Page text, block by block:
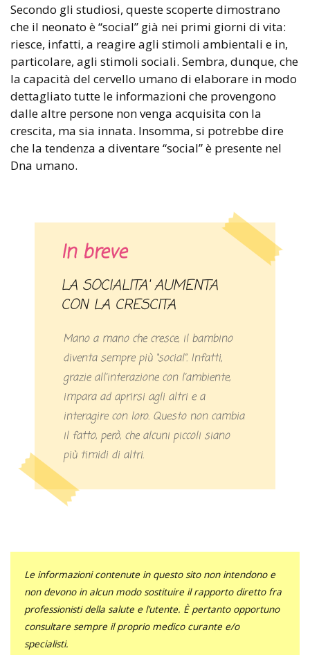
Secondo gli studiosi, queste scoperte dimostrano
che il neonato è “social” già nei primi giorni di vita:
riesce, infatti, a reagire agli stimoli ambientali e in,
particolare, agli stimoli sociali. Sembra, dunque, che
la capacità del cervello umano di elaborare in modo
dettagliato tutte le informazioni che provengono
dalle altre persone non venga acquisita con la
crescita, ma sia innata. Insomma, si potrebbe dire
che la tendenza a diventare “social” è presente nel
Dna umano.
In breve
LA SOCIALITA' AUMENTA
CON LA CRESCITA
Mano a mano che cresce, il bambino
diventa sempre più “social”. Infatti,
grazie all’interazione con l’ambiente,
impara ad aprirsi agli altri e a
interagire con loro. Questo non cambia
il fatto, però, che alcuni piccoli siano
più timidi di altri.
Le informazioni contenute in questo sito non intendono e
non devono in alcun modo sostituire il rapporto diretto fra
professionisti della salute e l’utente. È pertanto opportuno
consultare sempre il proprio medico curante e/o
specialisti.